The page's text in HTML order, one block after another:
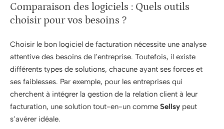
Comparaison des logiciels : Quels outils
choisir pour vos besoins ?
Choisir le bon logiciel de facturation nécessite une analyse
attentive des besoins de l’entreprise. Toutefois, il existe
différents types de solutions, chacune ayant ses forces et
ses faiblesses. Par exemple, pour les entreprises qui
cherchent à intégrer la gestion de la relation client à leur
facturation, une solution tout-en-un comme Sellsy peut
s’avérer idéale.